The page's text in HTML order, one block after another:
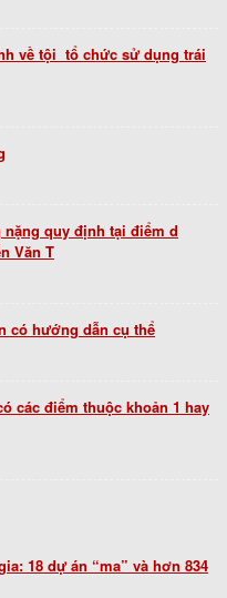
về tội tổ chức sử dụng trái
quy định tại điểm d
Văn T
có hướng dẫn cụ thể
các điểm thuộc khoản 1 hay
18 dự án “ma” và hơn 834